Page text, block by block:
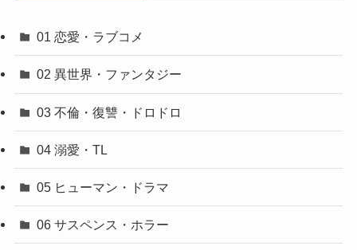
01 恋愛・ラブコメ
02 異世界・ファンタジー
03 不倫・復讐・ドロドロ
04 溺愛・TL
05 ヒューマン・ドラマ
06 サスペンス・ホラー